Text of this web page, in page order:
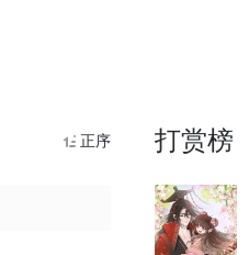
正序 打赏榜